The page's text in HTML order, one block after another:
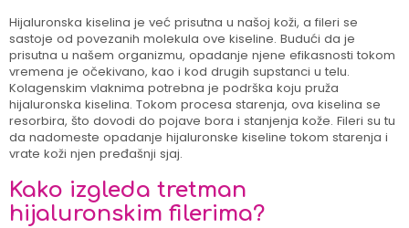
Hijaluronska kiselina je već prisutna u našoj koži, a fileri se
sastoje od povezanih molekula ove kiseline. Budući da je
prisutna u našem organizmu, opadanje njene efikasnosti tokom
vremena je očekivano, kao i kod drugih supstanci u telu.
Kolagenskim vlaknima potrebna je podrška koju pruža
hijaluronska kiselina. Tokom procesa starenja, ova kiselina se
resorbira, što dovodi do pojave bora i stanjenja kože. Fileri su tu
da nadomeste opadanje hijaluronske kiseline tokom starenja i
vrate koži njen pređašnji sjaj.
Kako izgleda tretman
hijaluronskim filerima?